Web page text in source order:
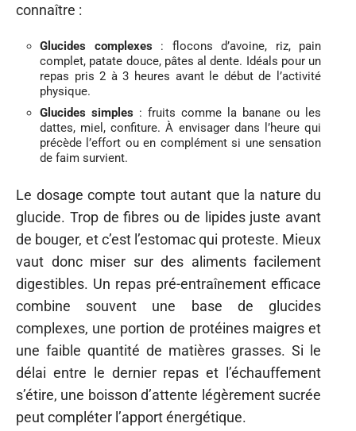
connaître :
Glucides complexes : flocons d’avoine, riz, pain
complet, patate douce, pâtes al dente. Idéals pour un
repas pris 2 à 3 heures avant le début de l’activité
physique.
Glucides simples : fruits comme la banane ou les
dattes, miel, confiture. À envisager dans l’heure qui
précède l’effort ou en complément si une sensation
de faim survient.
Le dosage compte tout autant que la nature du
glucide. Trop de fibres ou de lipides juste avant
de bouger, et c’est l’estomac qui proteste. Mieux
vaut donc miser sur des aliments facilement
digestibles. Un repas pré-entraînement efficace
combine souvent une base de glucides
complexes, une portion de protéines maigres et
une faible quantité de matières grasses. Si le
délai entre le dernier repas et l’échauffement
s’étire, une boisson d’attente légèrement sucrée
peut compléter l’apport énergétique.